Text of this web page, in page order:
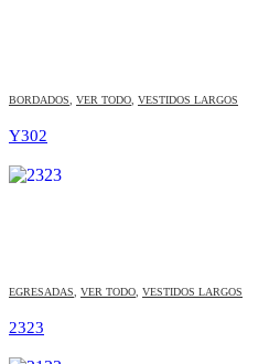
BORDADOS, VER TODO, VESTIDOS LARGOS
Y302
Este producto tiene múltiples variantes. Las opciones se pueden elegir en la página de producto
EGRESADAS VER TODO VESTIDOS LARGOS
2323